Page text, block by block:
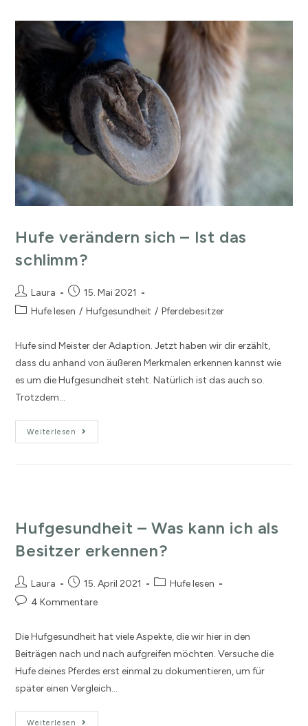
Hufe verändern sich – Ist das
schlimm?
Laura
15. Mai 2021
Hufe lesen / Hufgesundheit / Pferdebesitzer
Hufe sind Meister der Adaption. Jetzt haben wir dir erzählt,
dass du anhand von äußeren Merkmalen erkennen kannst wie
es um die Hufgesundheit steht. Natürlich ist das auch so.
Trotzdem…
Weiterlesen
Hufgesundheit – Was kann ich als
Besitzer erkennen?
Laura 15. April 2021
Hufe lesen
4 Kommentare
Die Hufgesundheit hat viele Aspekte, die wir hier in den
Beiträgen nach und nach aufgreifen möchten. Versuche die
Hufe deines Pferdes erst einmal zu dokumentieren, um für
später einen Vergleich…
Weiterlesen